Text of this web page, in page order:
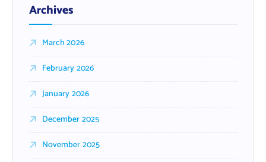
Archives
March 2026
February 2026
January 2026
December 2025
November 2025